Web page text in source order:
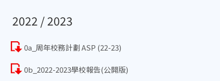
2022 / 2023
0a_周年校務計劃 ASP (22-23)
0b_2022-2023學校報告(公開版)